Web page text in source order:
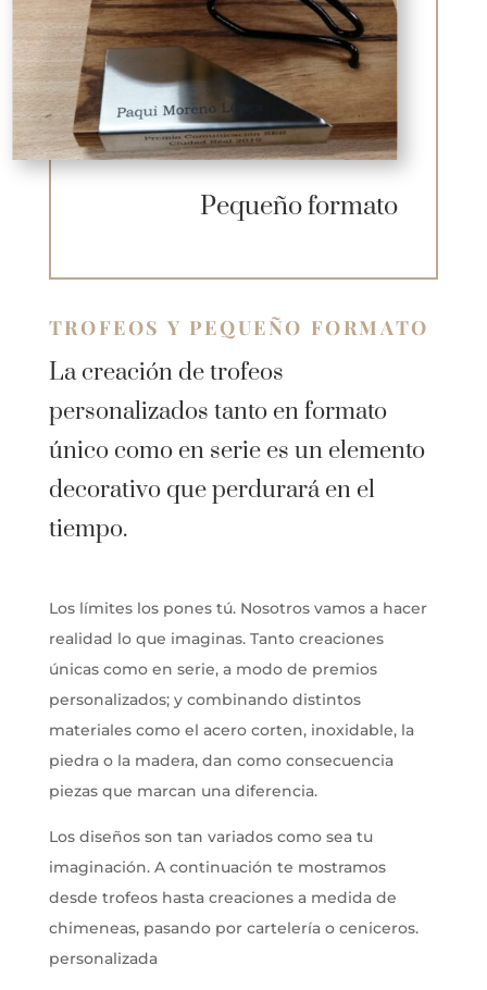
Pequeño formato
TROFEOS Y PEQUEÑO FORMATO
La creación de trofeos
personalizados tanto en formato
único como en serie es un elemento
decorativo que perdurará en el
tiempo.
Los límites los pones tú. Nosotros vamos a hacer
realidad lo que imaginas. Tanto creaciones
únicas como en serie, a modo de premios
personalizados; y combinando distintos
materiales como el acero corten, inoxidable, la
piedra o la madera, dan como consecuencia
piezas que marcan una diferencia.
Los diseños son tan variados como sea tu
imaginación. A continuación te mostramos
desde trofeos hasta creaciones a medida de
chimeneas, pasando por cartelería o ceniceros.
personalizada